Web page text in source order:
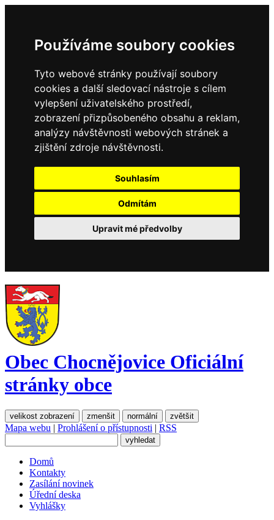
Používáme soubory cookies
Tyto webové stránky používají soubory
cookies a další sledovací nástroje s cílem
vylepšení uživatelského prostředí,
zobrazení přizpůsobeného obsahu a reklam,
analýzy návštěvnosti webových stránek a
zjištění zdroje návštěvnosti.
Souhlasím
Odmítám
Upravit mé předvolby
Obec Chocnějovice Oficiální
stránky obce
velikost zobrazení zmenšit normální zvětšit
Mapa webu | Prohlášení o přístupnosti | RSS
Domů
Kontakty
Zasílání novinek
Úřední deska
Vyhlášky